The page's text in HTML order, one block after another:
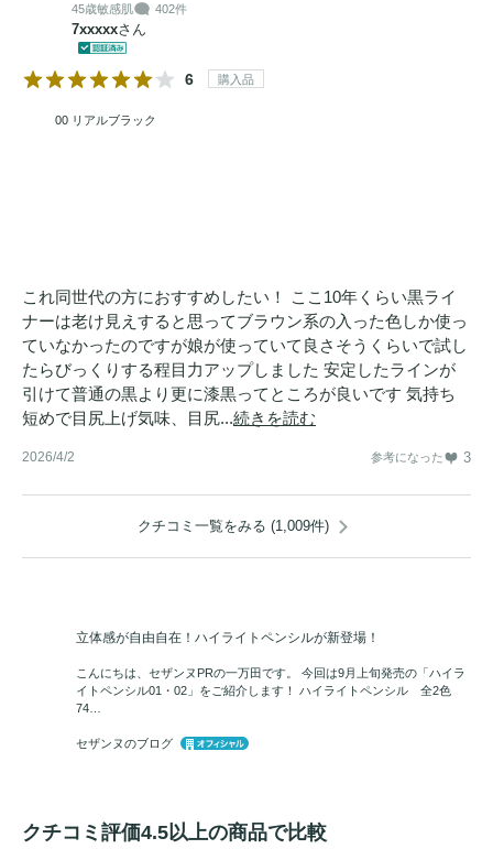
45歳敏感肌 402件
7xxxxxさん
6 購入品
00 リアルブラック
これ同世代の方におすすめしたい！ ここ10年くらい黒ライ
ナーは老け見えすると思ってブラウン系の入った色しか使っ
ていなかったのですが娘が使っていて良さそうくらいで試し
たらびっくりする程目力アップしました 安定したラインが
引けて普通の黒より更に漆黒ってところが良いです 気持ち
短めで目尻上げ気味、目尻...続きを読む
2026/4/2 参考になった 3
クチコミ一覧をみる (1,009件)
立体感が自由自在！ハイライトペンシルが新登場！
こんにちは、セザンヌPRの一万田です。 今回は9月上旬発売の「ハイラ
イトペンシル01・02」をご紹介します！ ハイライトペンシル 全2色
74…
セザンヌのブログ
クチコミ評価4.5以上の商品で比較